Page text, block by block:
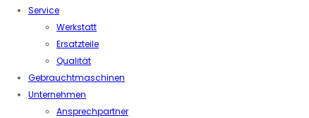
Service
Werkstatt
Ersatzteile
Qualität
Gebrauchtmaschinen
Unternehmen
Ansprechpartner